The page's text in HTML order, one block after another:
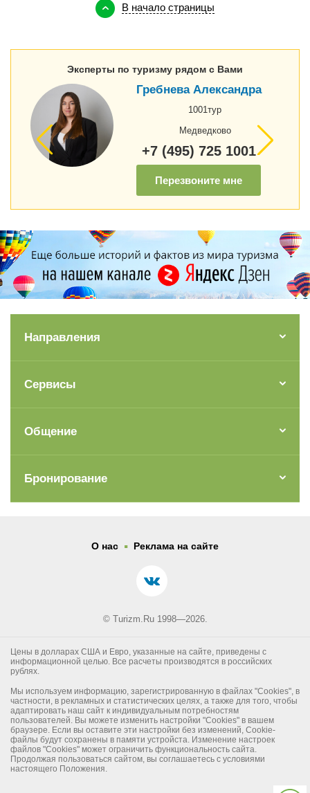
В начало страницы
Эксперты по туризму рядом с Вами
Гребнева Александра
1001тур
Медведково
+7 (495) 725 1001
Перезвоните мне
Направления
Сервисы
Общение
Бронирование
О нас . Реклама на сайте
© Turizm.Ru 1998—2026.
Цены в долларах США и Евро, указанные на сайте, приведены с
информационной целью. Все расчеты производятся в российских
рублях.
Мы используем информацию, зарегистрированную в файлах "Cookies", в
частности, в рекламных и статистических целях, а также для того, чтобы
адаптировать наш сайт к индивидуальным потребностям
пользователей. Вы можете изменить настройки "Cookies" в вашем
браузере. Если вы оставите эти настройки без изменений, Cookie-
файлы будут сохранены в памяти устройста. Изменение настроек
файлов "Cookies" может ограничить функциональность сайта.
Продолжая пользоваться сайтом, вы соглашаетесь с условиями
настоящего Положения.